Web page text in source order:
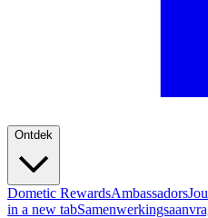
Ontdek
Dometic RewardsAmbassadors
in a new tab